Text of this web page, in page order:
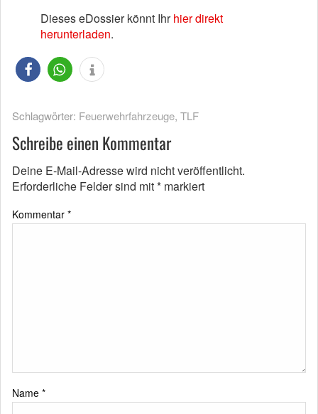
Dieses eDossier könnt Ihrhier direkt
herunterladen.
Schlagwörter: Feuerwehrfahrzeuge, TLF
Schreibe einen Kommentar
Deine E-Mail-Adresse wird nicht veröffentlicht.
Erforderliche Felder sind mit* markiert
Kommentar *
Name *